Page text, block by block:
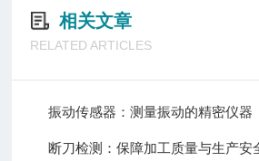
相关文章
RELATED ARTICLES
振动传感器：测量振动的精密仪器
断刀检测：保障加工质量与生产安